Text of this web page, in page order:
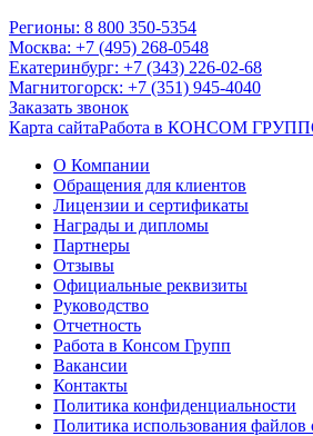
Регионы: 8 800 350-5354
Москва: +7 (495) 268-0548
Екатеринбург: +7 (343) 226-02-68
Магнитогорск: +7 (351) 945-4040
Заказать звонок
Карта сайтаРабота в КОНСОМ ГРУПП
О Компании
Обращения для клиентов
Лицензии и сертификаты
Награды и дипломы
Партнеры
Отзывы
Официальные реквизиты
Руководство
Отчетность
Работа в Консом Групп
Вакансии
Контакты
Политика конфиденциальности
Политика использования файлов